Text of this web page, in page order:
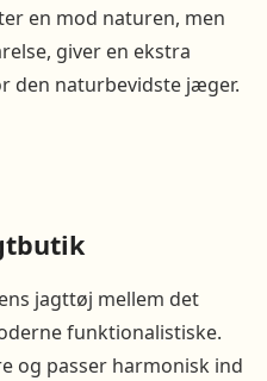
en mod naturen, men
giver en ekstra
den naturbevidste jæger.
jagttøj mellem det
funktionalistiske.
og passer harmonisk ind